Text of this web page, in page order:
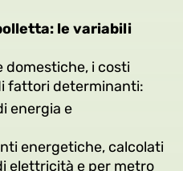
le variabili
domestiche, i costi
fattori determinanti:
energia e
energetiche, calcolati
elettricità e per metro